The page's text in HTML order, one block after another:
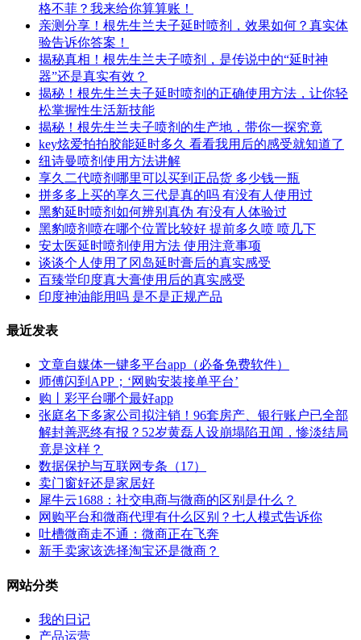
格不菲？我来给你算算账！
亲测分享！根先生兰夫子延时喷剂，效果如何？真实体
验告诉你答案！
揭秘真相！根先生兰夫子喷剂，是传说中的“延时神
器”还是真实有效？
揭秘！根先生兰夫子延时喷剂的正确使用方法，让你轻
松掌握性生活新技能
揭秘！根先生兰夫子喷剂的生产地，带你一探究竟
key炫爱拍拍胶能延时多久 看看我用后的感受就知道了
纽诗曼喷剂使用方法讲解
享久二代喷剂哪里可以买到正品货 多少钱一瓶
拼多多上买的享久三代是真的吗 有没有人使用过
黑豹延时喷剂如何辨别真伪 有没有人体验过
黑豹喷剂喷在哪个位置比较好 提前多久喷 喷几下
安太医延时喷剂使用方法 使用注意事项
谈谈个人使用了冈岛延时膏后的真实感受
百臻堂印度真大膏使用后的真实感受
印度神油能用吗 是不是正规产品
最近发表
文章自媒体一键多平台app（必备免费软件）
师傅闪到APP；‘网购安装接单平台’
购丨彩平台哪个最好app
张庭名下多家公司拟注销！96套房产、银行账户已全部
解封善恶终有报？52岁黄磊人设崩塌陷丑闻，惨淡结局
竟是这样？
数据保护与互联网专条（17）
卖门窗好还是家居好
犀牛云1688：社交电商与微商的区别是什么？
网购平台和微商代理有什么区别？七人模式告诉你
吐槽微商走不通：微商正在飞奔
新手卖家该选择淘宝还是微商？
网站分类
我的日记
产品运营